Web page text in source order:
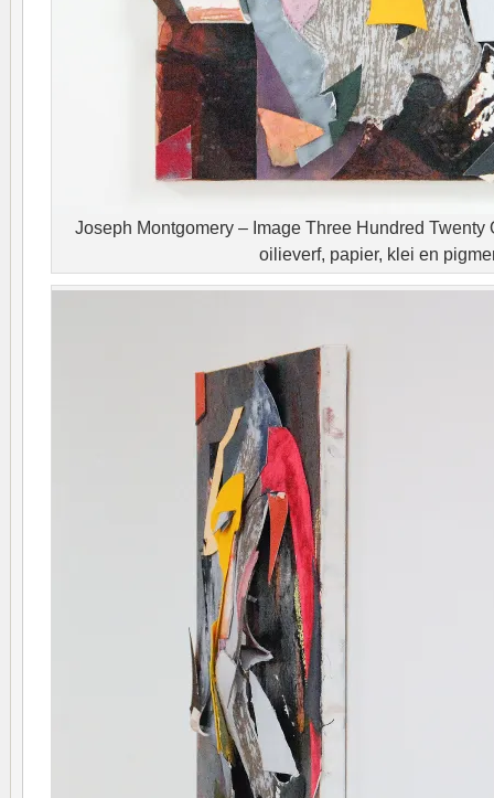
Joseph Montgomery – Image Three Hundred Twenty
oilieverf, papier, klei en